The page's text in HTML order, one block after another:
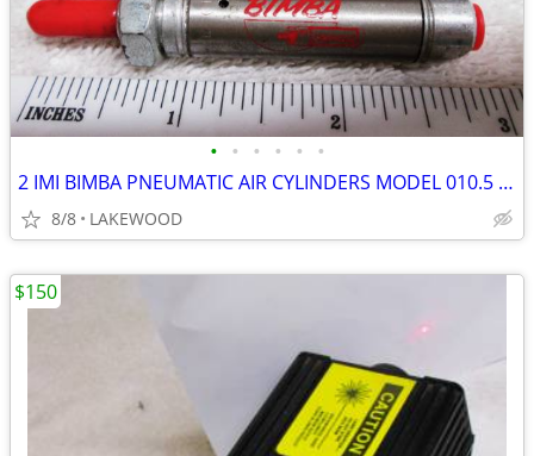
• • • • • •
2 IMI BIMBA PNEUMATIC AIR CYLINDERS MODEL 010.5 ½"STROKE, SPRING RETUR
8/8 LAKEWOOD
$150